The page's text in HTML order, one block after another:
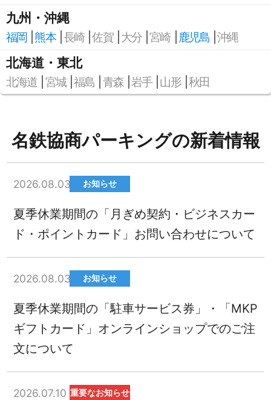
九州・沖縄
福岡 熊本 長崎 佐賀 大分 宮崎 鹿児島 沖縄
北海道・東北
北海道 宮城 福島 青森 岩手 山形 秋田
名鉄協商パーキングの新着情報
2026.08.03 お知らせ
夏季休業期間の「月ぎめ契約・ビジネスカー
ド・ポイントカード」お問い合わせについて
2026.08.03 お知らせ
夏季休業期間の「駐車サービス券」・「MKP
ギフトカード」オンラインショップでのご注
文について
2026.07.10 重要なお知らせ